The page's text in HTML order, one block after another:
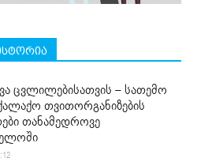
ცვლილებისათვის – სათემო
თვითორგანიზების
თანამედროვე